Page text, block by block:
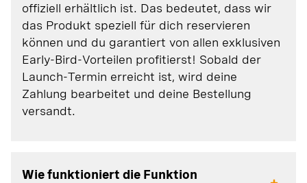
offiziell erhältlich ist. Das bedeutet, dass wir
das Produkt speziell für dich reservieren
können und du garantiert von allen exklusiven
Early-Bird-Vorteilen profitierst! Sobald der
Launch-Termin erreicht ist, wird deine
Zahlung bearbeitet und deine Bestellung
versandt.
Wie funktioniert die Funktion